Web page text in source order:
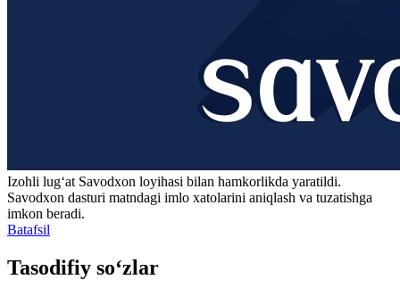
Izohli lugʻat Savodxon loyihasi bilan hamkorlikda yaratildi.
Savodxon dasturi matndagi imlo xatolarini aniqlash va tuzatishga
imkon beradi.
Batafsil
Tasodifiy so‘zlar